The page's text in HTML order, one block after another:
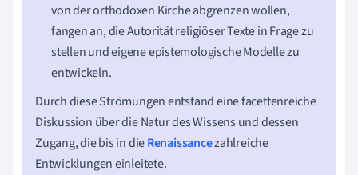
von der orthodoxen Kirche abgrenzen wollen,
fangen an, die Autorität religiöser Texte in Frage zu
stellen und eigene epistemologische Modelle zu
entwickeln.
Durch diese Strömungen entstand eine facettenreiche
Diskussion über die Natur des Wissens und dessen
Zugang, die bis in dieRenaissancezahlreiche
Entwicklungen einleitete.